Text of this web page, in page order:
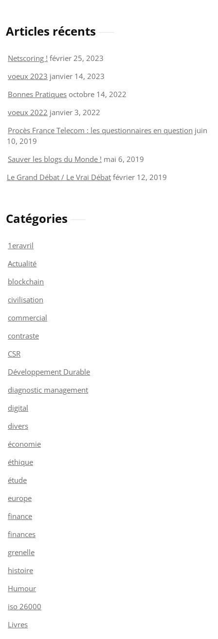
Articles récents
Netscoring ! février 25, 2023
voeux 2023 janvier 14, 2023
Bonnes Pratiques octobre 14, 2022
voeux 2022 janvier 3, 2022
Procès France Telecom : les questionnaires en question juin
10, 2019
Sauver les blogs du Monde ! mai 6, 2019
Le Grand Débat / Le Vrai Débat février 12, 2019
Catégories
1eravril
Actualité
blockchain
civilisation
commercial
contraste
CSR
Développement Durable
diagnostic management
digital
divers
économie
éthique
étude
europe
finance
finances
grenelle
histoire
Humour
iso 26000
Livres